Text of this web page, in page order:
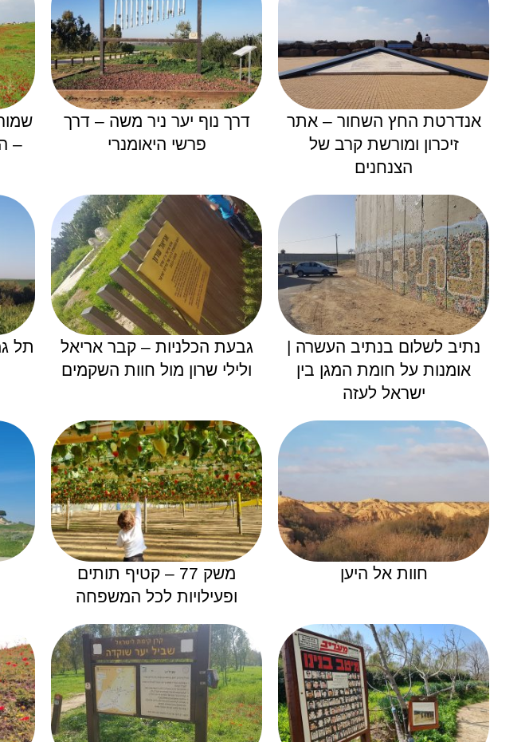
אנדרטת החץ השחור – אתר
זיכרון ומורשת קרב של
הצנחנים
דרך נוף יער ניר משה – דרך
פרשי היאומנרי
–
נתיב לשלום בנתיב העשרה |
אומנות על חומת המגן בין
ישראל לעזה
גבעת הכלניות – קבר אריאל
ולילי שרון מול חוות השקמים
תל
חוות אל היען
משק 77 – קטיף תותים
ופעילויות לכל המשפחה